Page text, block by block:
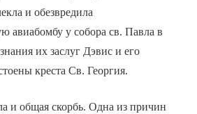
и обезвредила
авиабомбу у собора св. Павла в
их заслуг Дэвис и его
креста Св. Георгия.
и общая скорбь. Одна из причин